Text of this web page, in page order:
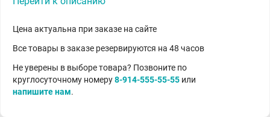
Цена актуальна при заказе на сайте
Все товары в заказе резервируются на 48 часов
Не уверены в выборе товара? Позвоните по
круглосуточному номеру8-914-555-55-55 или
напишите нам.